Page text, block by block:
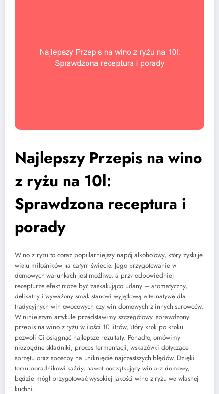
Najlepszy Przepis na wino
z ryżu na 10l:
Sprawdzona receptura i
porady
Wino z ryżu to coraz popularniejszy napój alkoholowy, który zyskuje
wielu miłośników na całym świecie. Jego przygotowanie w
domowych warunkach jest możliwe, a przy odpowiedniej
recepturze efekt może być zaskakująco udany – aromatyczny,
delikatny i wyważony smak stanowi wyjątkową alternatywę dla
tradycyjnych win owocowych czy win domowych z innych surowców.
W niniejszym artykule przedstawimy szczegółowy, sprawdzony
przepis na wino z ryżu w ilości 10 litrów, który krok po kroku
pozwoli Ci osiągnąć najlepsze rezultaty. Ponadto, omówimy
niezbędne składniki, proces fermentacji, wskazówki dotyczące
sprzętu oraz sposoby na uniknięcie najczęstszych błędów. Dzięki
temu poradnikowi każdy, nawet początkujący winiarz domowy,
będzie mógł przygotować wysokiej jakości wino z ryżu we własnej
kuchni.